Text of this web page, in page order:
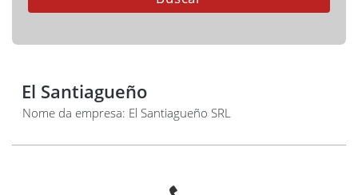
El Santiagueño
Nome da empresa: El Santiagueño SRL